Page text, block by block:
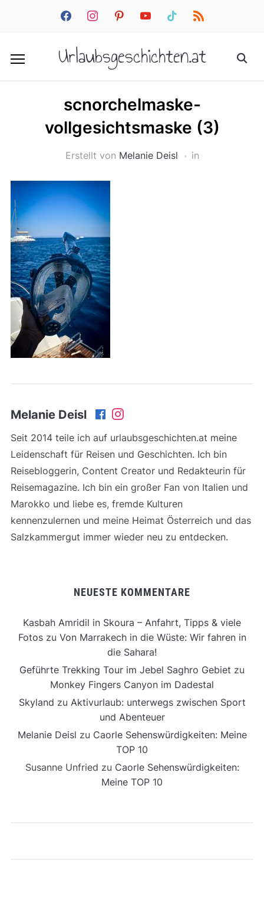
facebookinstagrampinterestyoutube tiktok rss
Urlaubsgeschichten.at
scnorchelmaske-
vollgesichtsmaske (3)
Erstellt von Melanie Deisl in
Melanie Deisl
Seit 2014 teile ich auf urlaubsgeschichten.at meine
Leidenschaft für Reisen und Geschichten. Ich bin
Reisebloggerin, Content Creator und Redakteurin für
Reisemagazine. Ich bin ein großer Fan von Italien und
Marokko und liebe es, fremde Kulturen
kennenzulernen und meine Heimat Österreich und das
Salzkammergut immer wieder neu zu entdecken.
NEUESTE KOMMENTARE
Kasbah Amridil in Skoura – Anfahrt, Tipps & viele
Fotoszu Von Marrakech in die Wüste: Wir fahren in
die Sahara!
Geführte Trekking Tour im Jebel Saghro Gebiet zu
Monkey Fingers Canyon im Dadestal
Skyland zu Aktivurlaub: unterwegs zwischen Sport
und Abenteuer
Melanie Deisl zu Caorle Sehenswürdigkeiten: Meine
TOP 10
Susanne Unfried zu Caorle Sehenswürdigkeiten:
Meine TOP 10